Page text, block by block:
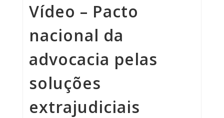
Vídeo – Pacto
nacional da
advocacia pelas
soluções
extrajudiciais